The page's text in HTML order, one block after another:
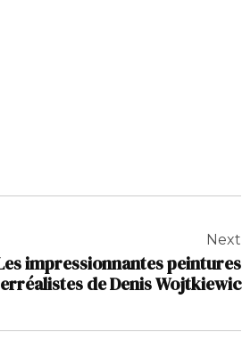
Next
impressionnantes peintures
de Denis Wojtkiewic